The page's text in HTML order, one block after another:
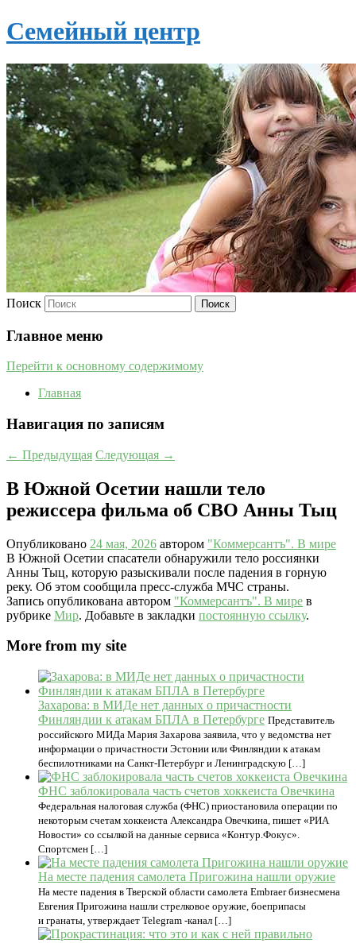
Семейный центр
Поиск
Главное меню
Перейти к основному содержимому
Главная
Навигация по записям
← Предыдущая Следующая →
В Южной Осетии нашли тело
режиссера фильма об СВО Анны Тыц
Опубликовано 24 мая, 2026 автором "Коммерсантъ". В мире
В Южной Осетии спасатели обнаружили тело россиянки
Анны Тыц, которую разыскивали после падения в горную
реку. Об этом сообщила пресс-служба МЧС страны.
Запись опубликована автором "Коммерсантъ". В мире в
рубрике Мир. Добавьте в закладки постоянную ссылку.
More from my site
Захарова: в МИДе нет данных о причастности
Финляндии к атакам БПЛА в Петербурге Представитель
российского МИДа Мария Захарова заявила, что у ведомства нет
информации о причастности Эстонии или Финляндии к атакам
беспилотниками на Санкт-Петербург и Ленинградскую […]
ФНС заблокировала часть счетов хоккеиста Овечкина
Федеральная налоговая служба (ФНС) приостановила операции по
некоторым счетам хоккеиста Александра Овечкина, пишет «РИА
Новости» со ссылкой на данные сервиса «Контур.Фокус».
Спортсмен […]
На месте падения самолета Пригожина нашли оружие
На месте падения в Тверской области самолета Embraer бизнесмена
Евгения Пригожина нашли стрелковое оружие, боеприпасы
и гранаты, утверждает Telegram -канал […]